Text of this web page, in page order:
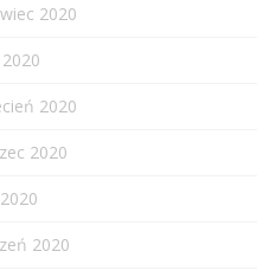
2020
2020
2020
2020